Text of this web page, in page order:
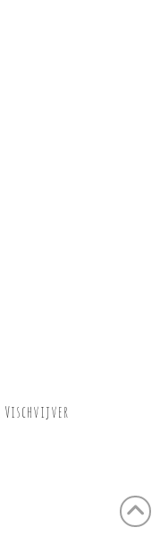
Vischvijver